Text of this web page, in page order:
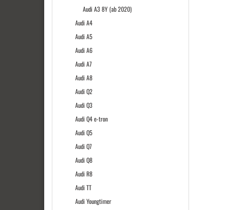
Audi A3 8Y (ab 2020)
Audi A4
Audi A5
Audi A6
Audi A7
Audi A8
Audi Q2
Audi Q3
Audi Q4 e-tron
Audi Q5
Audi Q7
Audi Q8
Audi R8
Audi TT
Audi Youngtimer